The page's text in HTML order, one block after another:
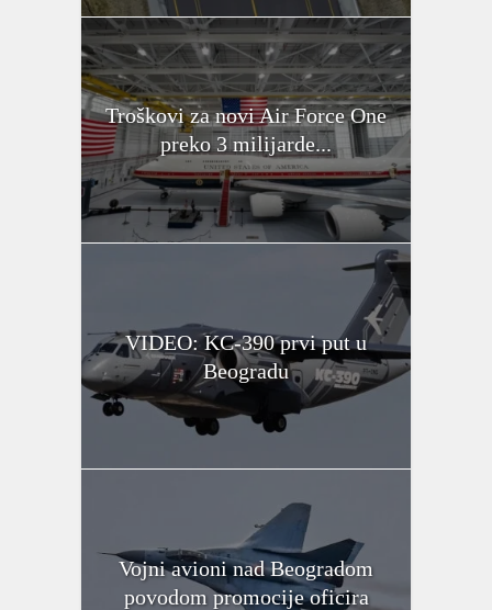
Troškovi za novi Air Force One
preko 3 milijarde...
VIDEO: KC-390 prvi put u
Beogradu
Vojni avioni nad Beogradom
povodom promocije oficira